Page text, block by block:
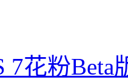
7花粉